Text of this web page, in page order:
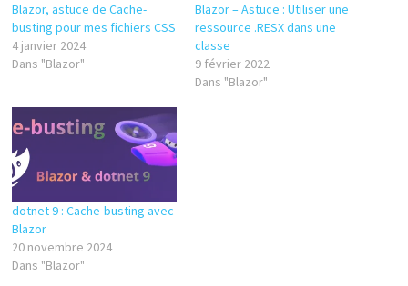
Blazor, astuce de Cache-
busting pour mes fichiers CSS
4 janvier 2024
Dans "Blazor"
Blazor – Astuce : Utiliser une
ressource .RESX dans une
classe
9 février 2022
Dans "Blazor"
dotnet 9 : Cache-busting avec
Blazor
20 novembre 2024
Dans "Blazor"